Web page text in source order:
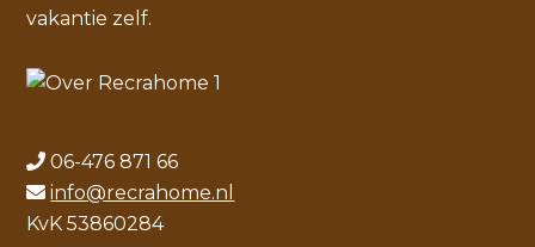
vakantie zelf.
06-476 871 66
info@recrahome.nl
KvK 53860284